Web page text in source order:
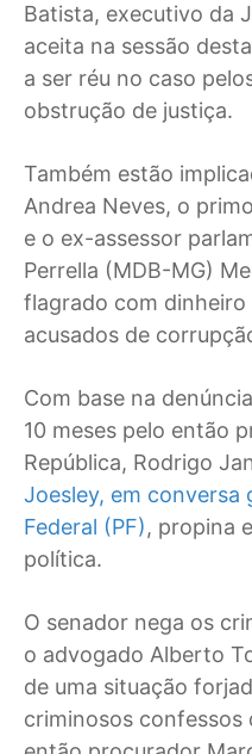
Batista, executivo da
aceita na sessão
a ser réu no caso
obstrução de justiça.
Também estão
Andrea Neves, o
e o ex-assessor
Perrella (MDB-MG)
flagrado com
acusados de
Com base na
10 meses pelo então
República, Rodrigo
Joesley, em conversa
Federal (PF), propina
política.
O senador nega os
o advogado Alberto
de uma situação
criminosos confessos